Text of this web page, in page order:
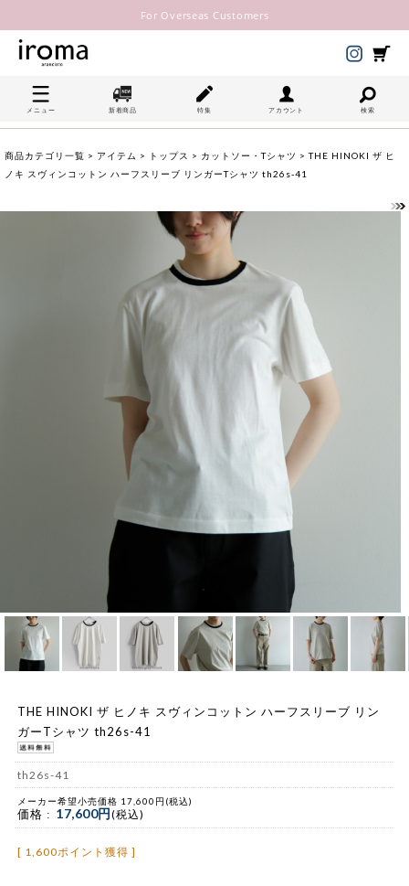
For Overseas Customers
メニュー 新着商品 特集 アカウント 検索
商品カテゴリ一覧 > アイテム > トップス > カットソー・Tシャツ > THE HINOKI ザ ヒ
ノキ スヴィンコットン ハーフスリーブ リンガーTシャツ th26s-41
THE HINOKI ザ ヒノキ スヴィンコットン ハーフスリーブ リン
ガーTシャツ th26s-41
th26s-41
メーカー希望小売価格 17,600円(税込)
価格 : 17,600円 (税込)
[ 1,600ポイント獲得 ]